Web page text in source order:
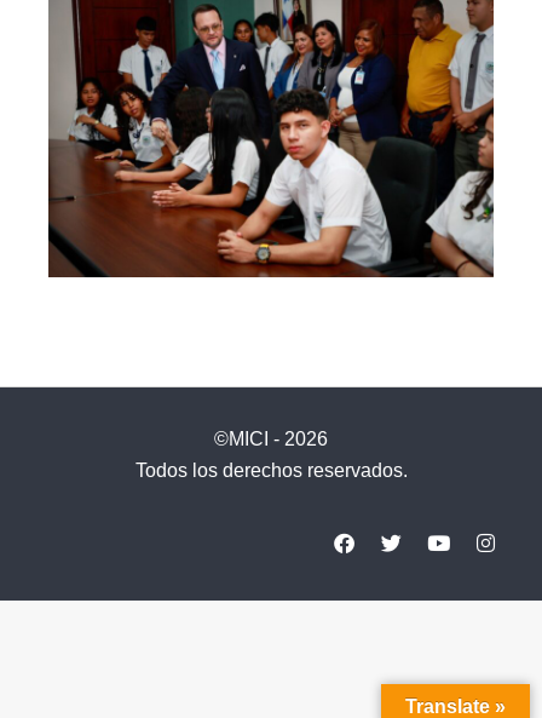
©MICI - 2026
Todos los derechos reservados.
Translate »